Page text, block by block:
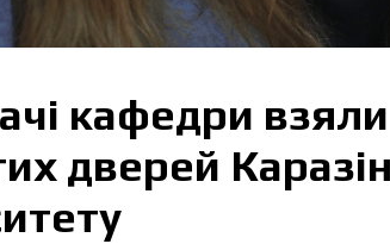
кафедри взяли
дверей